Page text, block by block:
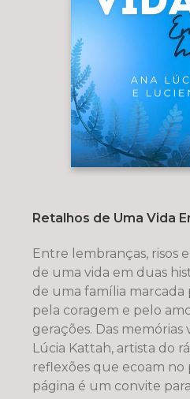
Retalhos de Uma Vida
Entre lembranças, risos
de uma vida em duas
de uma família marcada
pela coragem e pelo
gerações. Das memórias
Lúcia Kattah, artista do
reflexões que ecoam no
página é um convite